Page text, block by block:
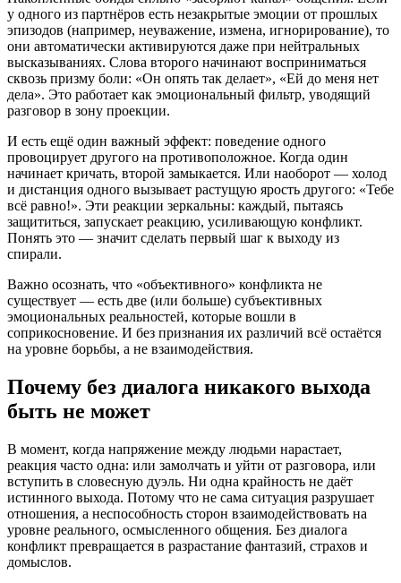
у одного из партнёров есть незакрытые эмоции от прошлых
эпизодов (например, неуважение, измена, игнорирование), то
они автоматически активируются даже при нейтральных
высказываниях. Слова второго начинают восприниматься
сквозь призму боли: «Он опять так делает», «Ей до меня нет
дела». Это работает как эмоциональный фильтр, уводящий
разговор в зону проекции.
И есть ещё один важный эффект: поведение одного
провоцирует другого на противоположное. Когда один
начинает кричать, второй замыкается. Или наоборот — холод
и дистанция одного вызывает растущую ярость другого: «Тебе
всё равно!». Эти реакции зеркальны: каждый, пытаясь
защититься, запускает реакцию, усиливающую конфликт.
Понять это — значит сделать первый шаг к выходу из
спирали.
Важно осознать, что «объективного» конфликта не
существует — есть две (или больше) субъективных
эмоциональных реальностей, которые вошли в
соприкосновение. И без признания их различий всё остаётся
на уровне борьбы, а не взаимодействия.
Почему без диалога никакого выхода
быть не может
В момент, когда напряжение между людьми нарастает,
реакция часто одна: или замолчать и уйти от разговора, или
вступить в словесную дуэль. Ни одна крайность не даёт
истинного выхода. Потому что не сама ситуация разрушает
отношения, а неспособность сторон взаимодействовать на
уровне реального, осмысленного общения. Без диалога
конфликт превращается в разрастание фантазий, страхов и
домыслов.